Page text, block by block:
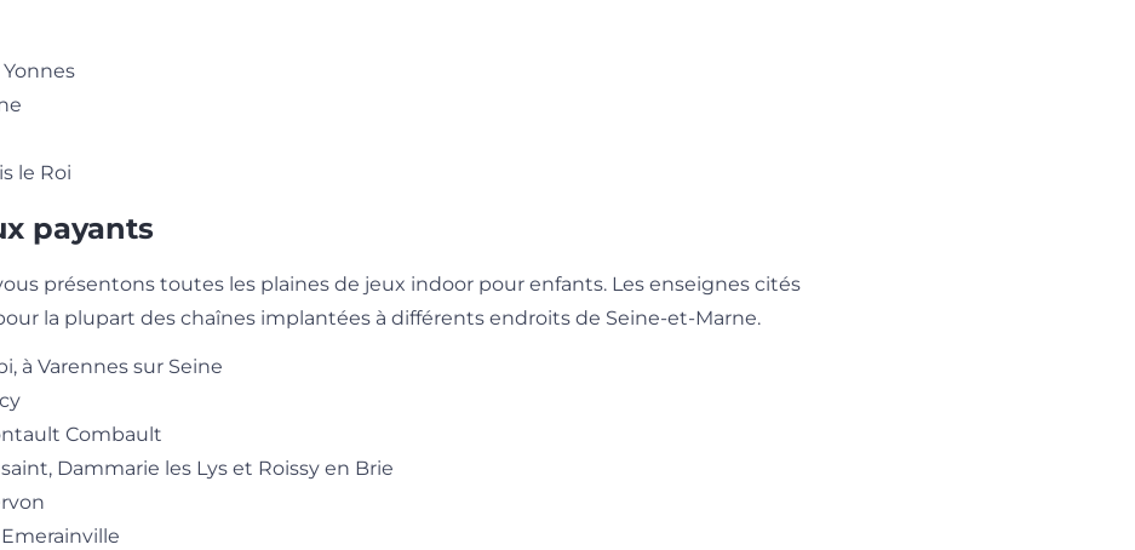
le Roi
payants
présentons toutes les plaines de jeux indoor pour enfants. Les enseignes cités
la plupart des chaînes implantées à différents endroits de Seine-et-Marne.
à Varennes sur Seine
Combault
Dammarie les Lys et Roissy en Brie